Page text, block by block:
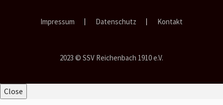
Impressum Datenschutz Kontakt
2023 © SSV Reichenbach 1910 e.V.
Close